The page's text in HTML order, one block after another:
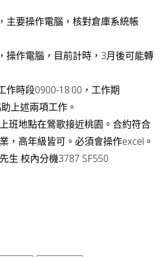
g
o
n
主要操作電腦，核對倉庫系統帳
操作電腦，目前計時，3月後可能轉
作時段0900-18:00，工作期
上述兩項工作。
班地點在鶯歌接近桃園。合約符合
，高年級皆可。必須會操作excel。
生 校內分機3787 SF550